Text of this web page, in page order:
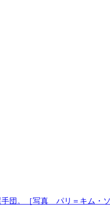
団。［写真 パリ＝キム・ソ